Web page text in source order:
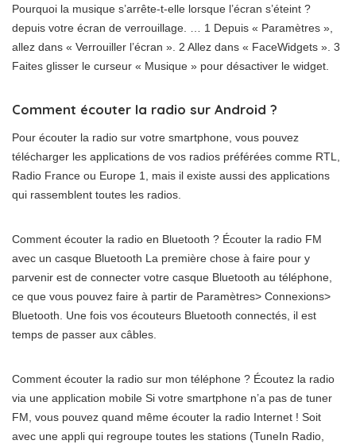
Pourquoi la musique s’arrête-t-elle lorsque l’écran s’éteint ?
depuis votre écran de verrouillage. … 1 Depuis « Paramètres »,
allez dans « Verrouiller l’écran ». 2 Allez dans « FaceWidgets ». 3
Faites glisser le curseur « Musique » pour désactiver le widget.
Comment écouter la radio sur Android ?
Pour écouter la radio sur votre smartphone, vous pouvez
télécharger les applications de vos radios préférées comme RTL,
Radio France ou Europe 1, mais il existe aussi des applications
qui rassemblent toutes les radios.
Comment écouter la radio en Bluetooth ? Écouter la radio FM
avec un casque Bluetooth La première chose à faire pour y
parvenir est de connecter votre casque Bluetooth au téléphone,
ce que vous pouvez faire à partir de Paramètres> Connexions>
Bluetooth. Une fois vos écouteurs Bluetooth connectés, il est
temps de passer aux câbles.
Comment écouter la radio sur mon téléphone ? Écoutez la radio
via une application mobile Si votre smartphone n’a pas de tuner
FM, vous pouvez quand même écouter la radio Internet ! Soit
avec une appli qui regroupe toutes les stations (TuneIn Radio,